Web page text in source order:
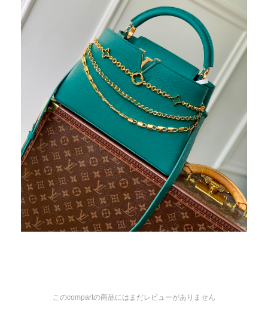
このcompartの商品にはまだレビューがありません